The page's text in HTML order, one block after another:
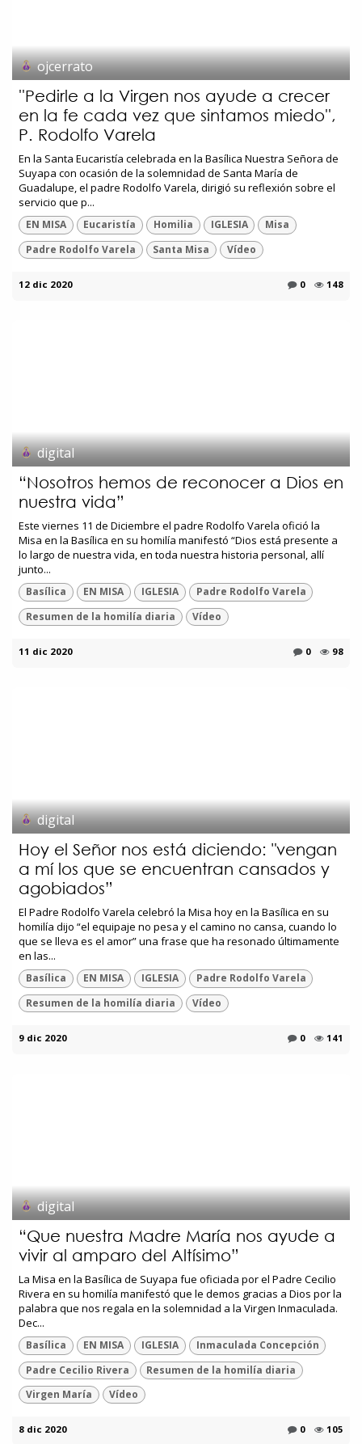
ojcerrato
''Pedirle a la Virgen nos ayude a crecer
en la fe cada vez que sintamos miedo'',
P. Rodolfo Varela
En la Santa Eucaristía celebrada en la Basílica Nuestra Señora de
Suyapa con ocasión de la solemnidad de Santa María de
Guadalupe, el padre Rodolfo Varela, dirigió su reflexión sobre el
servicio que p...
EN MISA Eucaristía Homilia IGLESIA
Misa
Padre Rodolfo Varela
Santa Misa Vídeo
12 dic 2020 0 148
digital
“Nosotros hemos de reconocer a Dios en
nuestra vida”
Este viernes 11 de Diciembre el padre Rodolfo Varela ofició la
Misa en la Basílica en su homilía manifestó “Dios está presente a
lo largo de nuestra vida, en toda nuestra historia personal, allí
junto...
Basílica EN MISA IGLESIA
Padre Rodolfo Varela
Resumen de la homilía diaria
Vídeo
11 dic 2020 0 98
digital
Hoy el Señor nos está diciendo: "vengan
a mí los que se encuentran cansados y
agobiados”
El Padre Rodolfo Varela celebró la Misa hoy en la Basílica en su
homilía dijo “el equipaje no pesa y el camino no cansa, cuando lo
que se lleva es el amor” una frase que ha resonado últimamente
en las...
Basílica EN MISA IGLESIA
Padre Rodolfo Varela
Resumen de la homilía diaria
Vídeo
9 dic 2020 0 141
digital
“Que nuestra Madre María nos ayude a
vivir al amparo del Altísimo”
La Misa en la Basílica de Suyapa fue oficiada por el Padre Cecilio
Rivera en su homilía manifestó que le demos gracias a Dios por la
palabra que nos regala en la solemnidad a la Virgen Inmaculada.
Dec...
Basílica EN MISA IGLESIA
Inmaculada Concepción
Padre Cecilio Rivera
Resumen de la homilía diaria
Virgen María
Vídeo
8 dic 2020 0 105